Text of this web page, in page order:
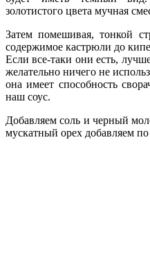
золотистого цвета мучная
Затем помешивая, тонкой
содержимое кастрюли до
Если все-таки они есть,
желательно ничего не
она имеет способность
наш соус.
Добавляем соль и черный
мускатный орех добавляем